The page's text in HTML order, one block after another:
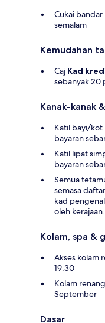
Cukai bandar
semalam
Kemudahan
Caj Kad
sebanyak 20
Kanak-kanak
Katil bayi/
bayaran
Katil lipat
bayaran
Semua
semasa
kad
oleh kerajaan.
Kolam, spa &
Akses kolam
19:30
Kolam
September
Dasar